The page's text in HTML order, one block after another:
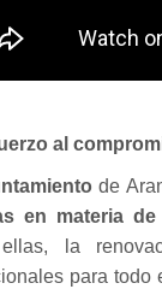
al
de
en materia
la
para